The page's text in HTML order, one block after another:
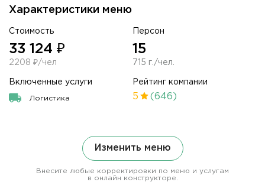
Характеристики меню
Стоимость
33 124 ₽
2208 ₽/чел
Персон
15
715 г./чел.
Включенные услуги
Логистика
Рейтинг компании
5 (646)
Изменить меню
Внесите любые корректировки по меню и услугам
в онлайн конструкторе.